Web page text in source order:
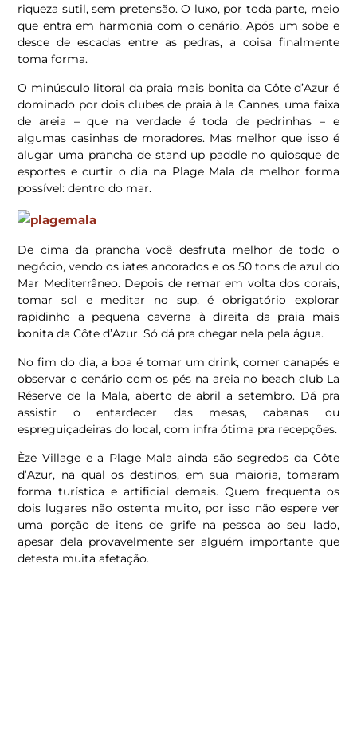
riqueza sutil, sem pretensão. O luxo, por toda parte, meio
que entra em harmonia com o cenário. Após um sobe e
desce de escadas entre as pedras, a coisa finalmente
toma forma.
O minúsculo litoral da praia mais bonita da Côte d’Azur é
dominado por dois clubes de praia à la Cannes, uma faixa
de areia – que na verdade é toda de pedrinhas – e
algumas casinhas de moradores. Mas melhor que isso é
alugar uma prancha de stand up paddle no quiosque de
esportes e curtir o dia na Plage Mala da melhor forma
possível: dentro do mar.
De cima da prancha você desfruta melhor de todo o
negócio, vendo os iates ancorados e os 50 tons de azul do
Mar Mediterrâneo. Depois de remar em volta dos corais,
tomar sol e meditar no sup, é obrigatório explorar
rapidinho a pequena caverna à direita da praia mais
bonita da Côte d’Azur. Só dá pra chegar nela pela água.
No fim do dia, a boa é tomar um drink, comer canapés e
observar o cenário com os pés na areia no beach club La
Réserve de la Mala, aberto de abril a setembro. Dá pra
assistir o entardecer das mesas, cabanas ou
espreguiçadeiras do local, com infra ótima pra recepções.
Èze Village e a Plage Mala ainda são segredos da Côte
d’Azur, na qual os destinos, em sua maioria, tomaram
forma turística e artificial demais. Quem frequenta os
dois lugares não ostenta muito, por isso não espere ver
uma porção de itens de grife na pessoa ao seu lado,
apesar dela provavelmente ser alguém importante que
detesta muita afetação.